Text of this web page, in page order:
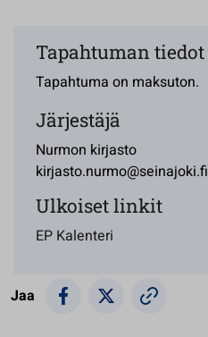
Tapahtuman tiedot
Tapahtuma on maksuton.
Järjestäjä
Nurmon kirjasto
kirjasto.nurmo@seinajoki.fi
Ulkoiset linkit
EP Kalenteri
Jaa